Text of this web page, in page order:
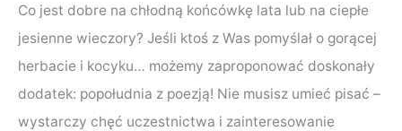
Co jest dobre na chłodną końcówkę lata lub na ciepłe
jesienne wieczory? Jeśli ktoś z Was pomyślał o gorącej
herbacie i kocyku… możemy zaproponować doskonały
dodatek: popołudnia z poezją! Nie musisz umieć pisać –
wystarczy chęć uczestnictwa i zainteresowanie